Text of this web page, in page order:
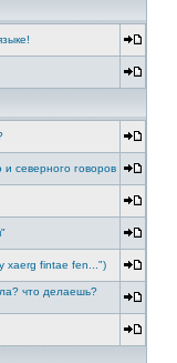
северного говоров
xaerg fintae fen...")
что делаешь?